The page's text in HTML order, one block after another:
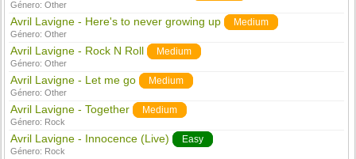
Género:Other
Avril Lavigne - Here's to never growing up Medium
Género:Other
Avril Lavigne - Rock N Roll Medium
Género:Other
Avril Lavigne - Let me go Medium
Género:Other
Avril Lavigne - Together Medium
Género: Rock
Avril Lavigne - Innocence (Live) Easy
Género: Rock